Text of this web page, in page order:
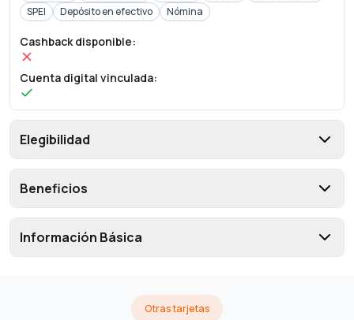
SPEI
Depósito en efectivo Nómina
Cashback disponible:
Cuenta digital vinculada:
Elegibilidad
Beneficios
Información Básica
Otras tarjetas